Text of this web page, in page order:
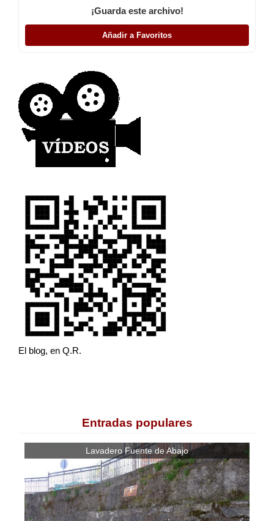
¡Guarda este archivo!
Añadir a Favoritos
El blog, en Q.R.
Entradas populares
Lavadero Fuente de Abajo